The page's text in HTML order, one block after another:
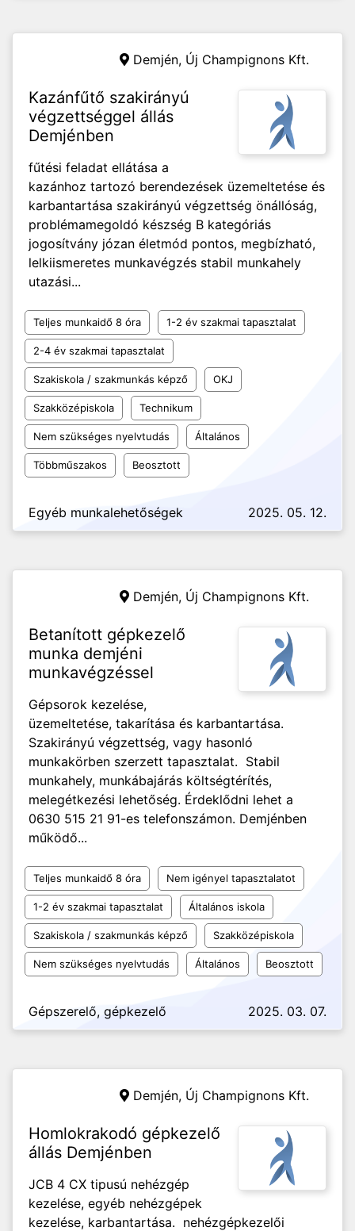
Demjén, Új Champignons Kft.
Kazánfűtő szakirányú
végzettséggel állás
Demjénben
fűtési feladat ellátása a
kazánhoz tartozó berendezések üzemeltetése és
karbantartása szakirányú végzettség önállóság,
problémamegoldó készség B kategóriás
jogosítvány józan életmód pontos, megbízható,
lelkiismeretes munkavégzés stabil munkahely
utazási...
Teljes munkaidő 8 óra 1-2 év szakmai tapasztalat
2-4 év szakmai tapasztalat
Szakiskola / szakmunkás képző OKJ
Szakközépiskola Technikum
Nem szükséges nyelvtudás Általános
Többműszakos Beosztott
Egyéb munkalehetőségek 2025. 05. 12.
Demjén, Új Champignons Kft.
Betanított gépkezelő
munka demjéni
munkavégzéssel
Gépsorok kezelése,
üzemeltetése, takarítása és karbantartása.
Szakirányú végzettség, vagy hasonló
munkakörben szerzett tapasztalat. Stabil
munkahely, munkábajárás költségtérítés,
melegétkezési lehetőség. Érdeklődni lehet a
0630 515 21 91-es telefonszámon. Demjénben
működő...
Teljes munkaidő 8 óra Nem igényel tapasztalatot
1-2 év szakmai tapasztalat Általános iskola
Szakiskola / szakmunkás képző Szakközépiskola
Nem szükséges nyelvtudás Általános Beosztott
Gépszerelő, gépkezelő 2025. 03. 07.
Demjén, Új Champignons Kft.
Homlokrakodó gépkezelő
állás Demjénben
JCB 4 CX tipusú nehézgép
kezelése, egyéb nehézgépek
kezelése, karbantartása. nehézgépkezelői